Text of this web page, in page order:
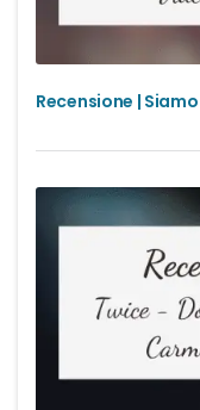
Recensione |